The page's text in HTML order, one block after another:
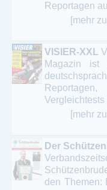
Reportagen
[mehr
VISIER-XXL
Magazin ist
Vergleichtests
[mehr
Der
den Themen: